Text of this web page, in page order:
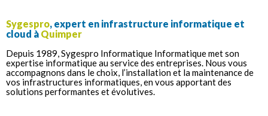
Sygespro, expert en infrastructure informatique et
cloud à Quimper
Depuis 1989, Sygespro Informatique Informatique met son
expertise informatique au service des entreprises. Nous vous
accompagnons dans le choix, l’installation et la maintenance de
vos infrastructures informatiques, en vous apportant des
solutions performantes et évolutives.